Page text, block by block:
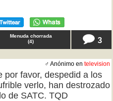
Menuda chorrada
(4) 3
♂ Anónimo en television
por favor, despedid a los
verlo, han destrozado
de SATC. TQD